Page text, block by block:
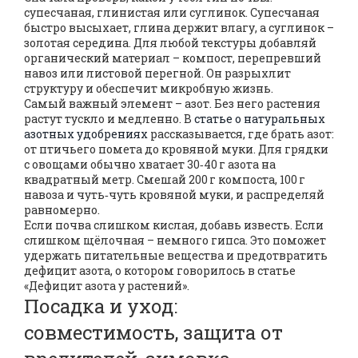
супесчаная, глинистая или суглинок. Супесчаная
быстро высыхает, глина держит влагу, а суглинок –
золотая середина. Для любой текстуры добавляй
органический материал – компост, перепревший
навоз или листовой перегной. Он разрыхлит
структуру и обеспечит микробную жизнь.
Самый важный элемент – азот. Без него растения
растут тускло и медленно. В статье о натуральных
азотных удобрениях рассказывается, где брать азот:
от птичьего помета до кровяной муки. Для грядки
с овощами обычно хватает 30‑40 г азота на
квадратный метр. Смешай 200 г компоста, 100 г
навоза и чуть‑чуть кровяной муки, и распределяй
равномерно.
Если почва слишком кислая, добавь известь. Если
слишком щёлочная – немного гипса. Это поможет
удержать питательные вещества и предотвратить
дефицит азота, о котором говорилось в статье
«Дефицит азота у растений».
Посадка и уход:
совместимость, защита от